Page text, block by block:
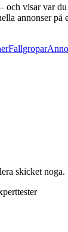
och visar var
annonser på
Fallgropar
skicket noga.